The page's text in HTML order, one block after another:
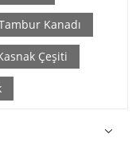
Kanadı
Çeşiti